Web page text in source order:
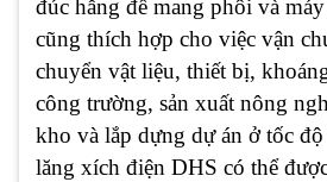
đúc hẫng để mang phôi và
cũng thích hợp cho việc vận
chuyển vật liệu, thiết bị,
công trường, sản xuất nông
kho và lắp dựng dự án ở tốc
lăng xích điện DHS có thể